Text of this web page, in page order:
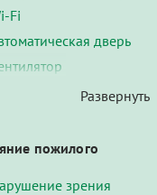
Fi
дверь
пожилого
зрения